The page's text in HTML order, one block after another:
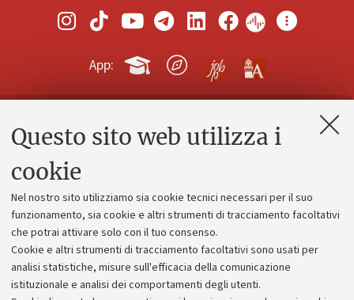
Questo sito web utilizza i
cookie
Nel nostro sito utilizziamo sia cookie tecnici necessari per il suo
funzionamento, sia cookie e altri strumenti di tracciamento facoltativi
che potrai attivare solo con il tuo consenso.
Cookie e altri strumenti di tracciamento facoltativi sono usati per
analisi statistiche, misure sull'efficacia della comunicazione
istituzionale e analisi dei comportamenti degli utenti.
App:
Contatti e PEC
Alumni community
Piano strategico
Bilanci
Donazioni e 5x1000